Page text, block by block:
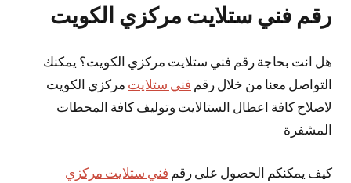
رقم فني ستلايت مركزي الكويت
هل انت بحاجة رقم فني ستلايت مركزي الكويت؟ يمكنك
التواصل معنا من خلال رقم فني ستلايت مركزي الكويت
لاصلاح كافة اعطال الستالايت وتوليف كافة المحطات
المشفرة
كيف يمكنكم الحصول على رقم فني ستلايت مركزي